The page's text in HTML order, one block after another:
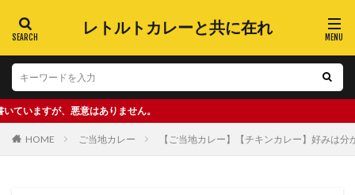
レトルトカレーと共に在れ
悪意はありません。
HOME ご当地カレー 【ご当地カレー】【チキンカレー】好みは